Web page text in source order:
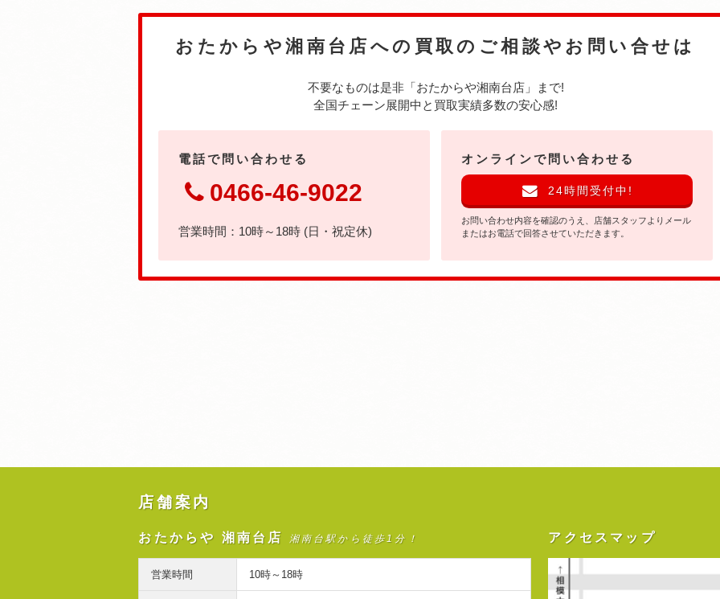
おたからや湘南台店への 買取のご相談やお問い合せは
不要なものは是非「おたからや湘南台店」まで!
全国チェーン展開中と買取実績多数の安心感!
電話で問い合わせる
0466-46-9022
営業時間：10時～18時 (日・祝定休)
オンラインで問い合わせる
24時間受付中!
お問い合わせ内容を確認のうえ、店舗スタッフよりメール
またはお電話で回答させていただきます。
店舗案内
おたからや 湘南台店 湘南台駅から徒歩1分！
営業時間 10時～18時
アクセスマップ